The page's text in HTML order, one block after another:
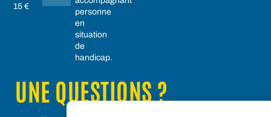
15 €
personne
en
situation
de
handicap.
UNE QUESTIONS ?